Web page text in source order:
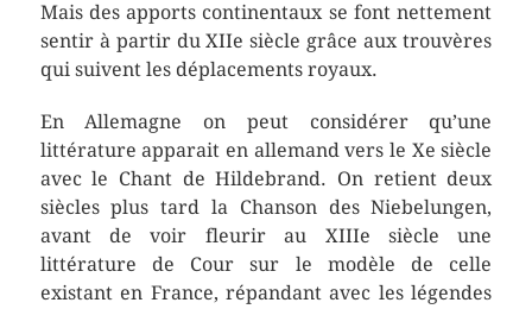
Mais des apports continentaux se font nettement
sentir à partir du XIIe siècle grâce aux trouvères
qui suivent les déplacements royaux.
En Allemagne on peut considérer qu’une
littérature apparait en allemand vers le Xe siècle
avec le Chant de Hildebrand. On retient deux
siècles plus tard la Chanson des Niebelungen,
avant de voir fleurir au XIIIe siècle une
littérature de Cour sur le modèle de celle
existant en France, répandant avec les légendes